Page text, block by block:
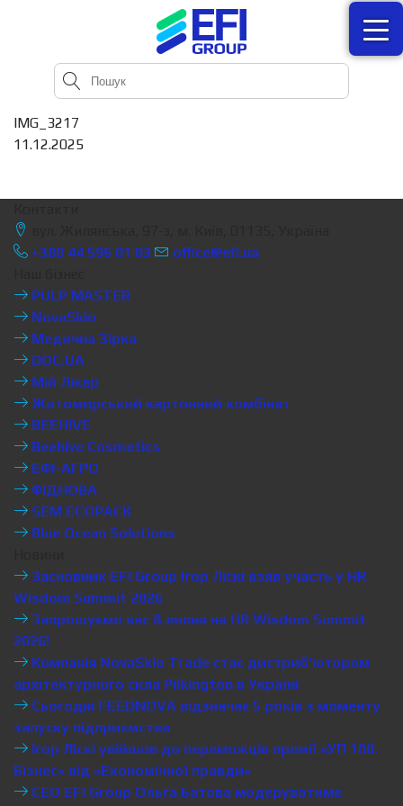
IMG_3217
11.12.2025
+380 44 596 01 03
office@efi.ua
PULP MASTER
NovaSklo
Медична Зірка
DOC.UA
Мій Лікар
Житомирський картонний комбінат
BEEHIVE
Beehive Cosmetics
ЕФІ-АГРО
ФІДНОВА
SEM ECOPACK
Blue Ocean Solutions
Засновник EFI Group Ігор Ліскі взяв участь у HR
Wisdom Summit 2026
Запрошуємо вас 8 липня на HR Wisdom Summit
2026!
Компанія NovaSklo Trade стає дистриб’ютором
архітектурного скла Pilkington в Україні
Сьогодні FEEDNOVA відзначає 5 років з моменту
запуску підприємства
Ігор Ліскі увійшов до переможців премії «УП 100.
Бізнес» від «Економічної правди»
CEO EFI Group Ольга Батова модеруватиме